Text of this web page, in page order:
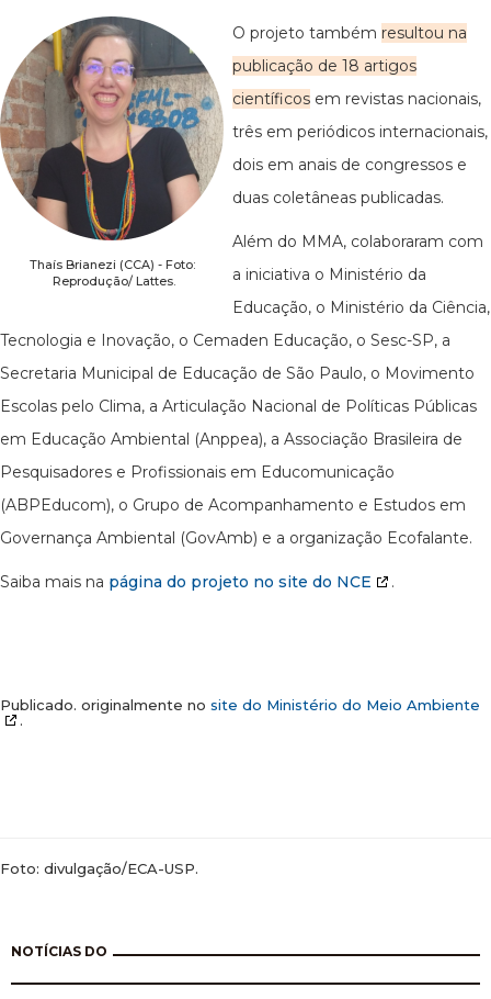
Thaís Brianezi (CCA) - Foto:
Reprodução/ Lattes.
O projeto também resultou na
publicação de 18 artigos
científicos em revistas nacionais,
três em periódicos internacionais,
dois em anais de congressos e
duas coletâneas publicadas.
Além do MMA, colaboraram com
a iniciativa o Ministério da
Educação, o Ministério da Ciência,
Tecnologia e Inovação, o Cemaden Educação, o Sesc-SP, a
Secretaria Municipal de Educação de São Paulo, o Movimento
Escolas pelo Clima, a Articulação Nacional de Políticas Públicas
em Educação Ambiental (Anppea), a Associação Brasileira de
Pesquisadores e Profissionais em Educomunicação
(ABPEducom), o Grupo de Acompanhamento e Estudos em
Governança Ambiental (GovAmb) e a organização Ecofalante.
Saiba mais na página do projeto no site do NCE .
Publicado. originalmente no site do Ministério do Meio Ambiente
.
Foto: divulgação/ECA-USP.
NOTÍCIAS DO